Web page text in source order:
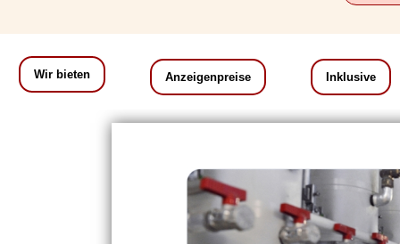
Wir bieten Anzeigenpreise Inklusive